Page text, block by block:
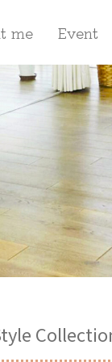
me Event
Collection